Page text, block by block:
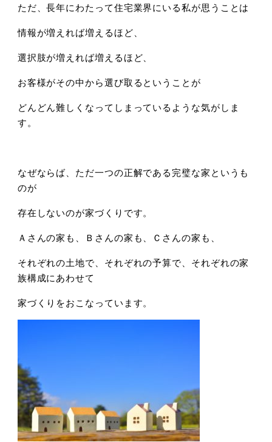
ただ、長年にわたって住宅業界にいる私が思うことは
情報が増えれば増えるほど、
選択肢が増えれば増えるほど、
お客様がその中から選び取るということが
どんどん難しくなってしまっているような気がしま
す。
なぜならば、ただ一つの正解である完璧な家というも
のが
存在しないのが家づくりです。
Ａさんの家も、Ｂさんの家も、Ｃさんの家も、
それぞれの土地で、それぞれの予算で、それぞれの家
族構成にあわせて
家づくりをおこなっています。